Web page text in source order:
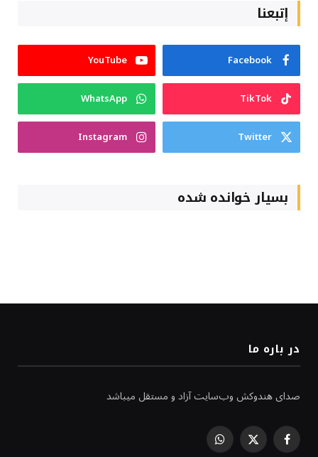
إتبعنا
Facebook
YouTube
TikTok
WhatsApp
Twitter
Instagram
بسیار خوانده شده
در باره ما
صدای هندوکش وب‌سایت آزاد و مستقل میباشد
Facebook
X
WhatsApp